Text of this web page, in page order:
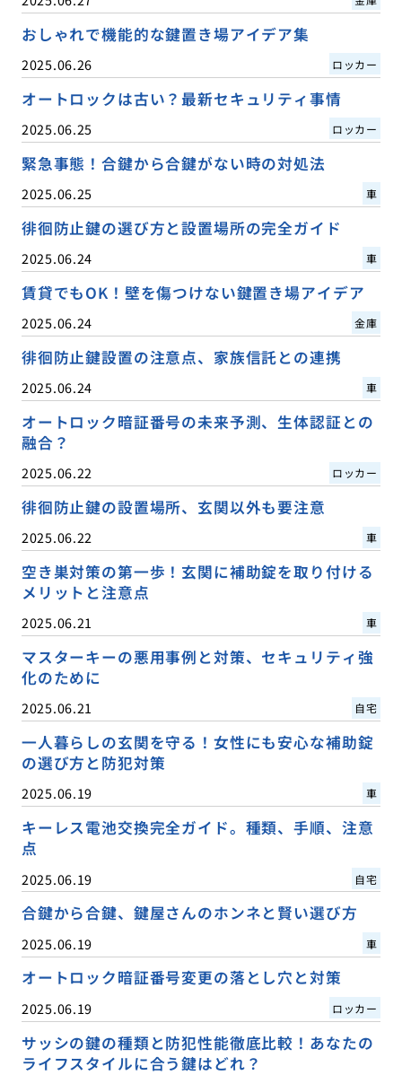
おしゃれで機能的な鍵置き場アイデア集
2025.06.26 ロッカー
オートロックは古い？最新セキュリティ事情
2025.06.25 ロッカー
緊急事態！合鍵から合鍵がない時の対処法
2025.06.25 車
徘徊防止鍵の選び方と設置場所の完全ガイド
2025.06.24 車
賃貸でもOK！壁を傷つけない鍵置き場アイデア
2025.06.24 金庫
徘徊防止鍵設置の注意点、家族信託との連携
2025.06.24 車
オートロック暗証番号の未来予測、生体認証との
融合？
2025.06.22 ロッカー
徘徊防止鍵の設置場所、玄関以外も要注意
2025.06.22 車
空き巣対策の第一歩！玄関に補助錠を取り付ける
メリットと注意点
2025.06.21 車
マスターキーの悪用事例と対策、セキュリティ強
化のために
2025.06.21 自宅
一人暮らしの玄関を守る！女性にも安心な補助錠
の選び方と防犯対策
2025.06.19 車
キーレス電池交換完全ガイド。種類、手順、注意
点
2025.06.19 自宅
合鍵から合鍵、鍵屋さんのホンネと賢い選び方
2025.06.19 車
オートロック暗証番号変更の落とし穴と対策
2025.06.19 ロッカー
サッシの鍵の種類と防犯性能徹底比較！あなたの
ライフスタイルに合う鍵はどれ？